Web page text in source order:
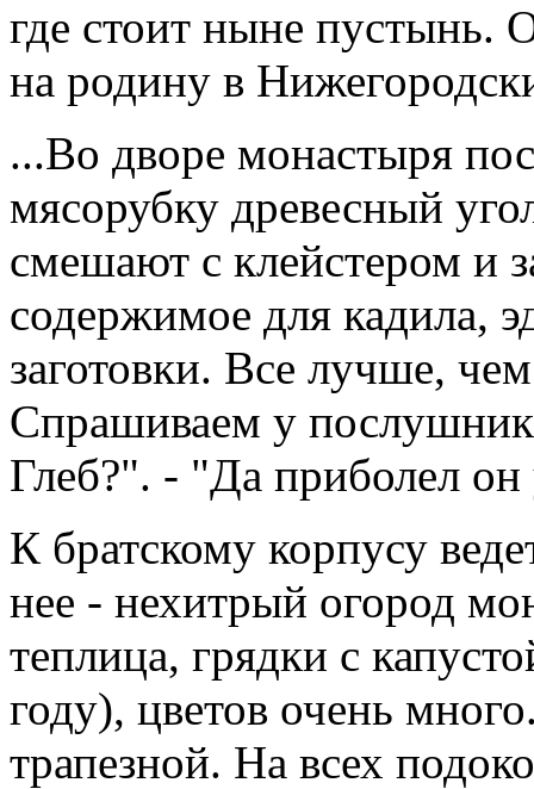
где стоит ныне пустынь.
на родину в
...Во дворе монастыря
мясорубку древесный
смешают с клейстером и
содержимое для кадила,
заготовки. Все лучше,
Спрашиваем у
Глеб?". - "Да приболел он
К братскому корпусу
нее - нехитрый огород
теплица, грядки с
году), цветов очень
трапезной. На всех